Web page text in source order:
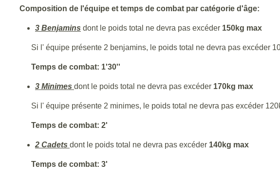
Composition de l'équipe et temps de combat par catégorie d'âge:
3 Benjamins dont le poids total ne devra pas excéder 150kg max
Si l' équipe présente 2 benjamins, le poids total ne devra pas excéder
Temps de combat: 1'30''
3 Minimes dont le poids total ne devra pas excéder 170kg max
Si l' équipe présente 2 minimes, le poids total ne devra pas excéder
Temps de combat: 2'
2 Cadets dont le poids total ne devra pas excéder 140kg max
Temps de combat: 3'